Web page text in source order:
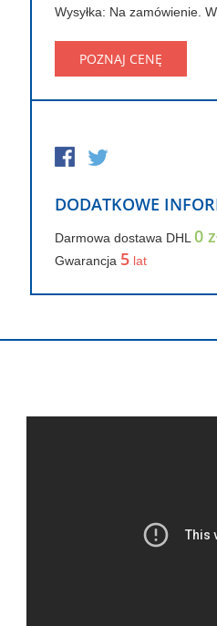
Wysyłka: Na zamówienie.
POZNAJ CENĘ
DODATKOWE
Darmowa dostawa DHL0
Gwarancja 5 lat